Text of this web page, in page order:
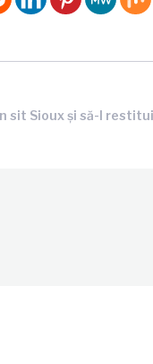
sit Sioux şi să-l